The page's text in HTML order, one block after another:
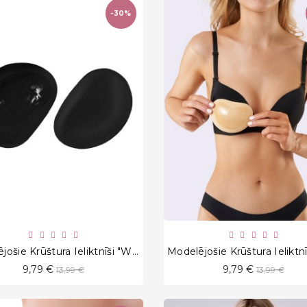
-30%
Modelējošie Krūštura Ieliktnīši "WS 21 Black"
9,79 € Standarta
13,99 €
favorite_border
9,79 € Standarta
13,99 €